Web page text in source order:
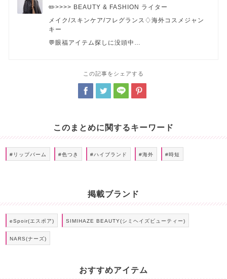
✏️>>>> BEAUTY & FASHION ライター
メイク/スキンケア/フレグランス♢海外コスメジャン
キー
💬眼福アイテム探しに没頭中…
この記事をシェアする
このまとめに関するキーワード
#リップバーム #色つき #ハイブランド #海外 #時短
掲載ブランド
eSpoir(エスポア) SIMIHAZE BEAUTY(シミヘイズビューティー)
NARS(ナーズ)
おすすめアイテム